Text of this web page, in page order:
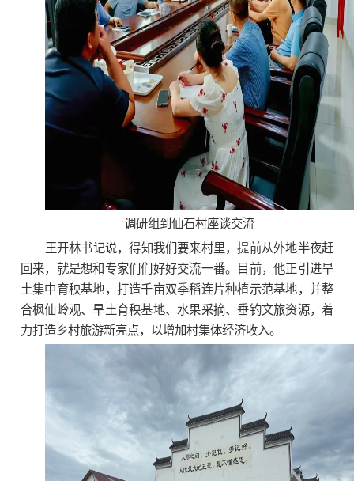
调研组到仙石村座谈交流
王开林书记说，得知我们要来村里，提前从外地半夜赶
回来，就是想和专家们们好好交流一番。目前，他正引进旱
土集中育秧基地，打造千亩双季稻连片种植示范基地，并整
合枫仙岭观、旱土育秧基地、水果采摘、垂钓文旅资源，着
力打造乡村旅游新亮点，以增加村集体经济收入。